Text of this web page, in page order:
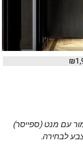
₪
עם מנט (ספייסר)
לבחירה.